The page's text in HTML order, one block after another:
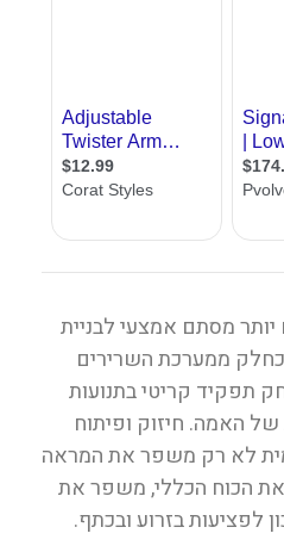
מסתם אמצעי לבניית
ממערכת השרירים
תפקיד קריטי בתנועות
האמה. חיזוק ופיתוח
לא רק משפר את המראה
הכוח הכללי, משפר את
לפציעות בזרוע ובכתף.